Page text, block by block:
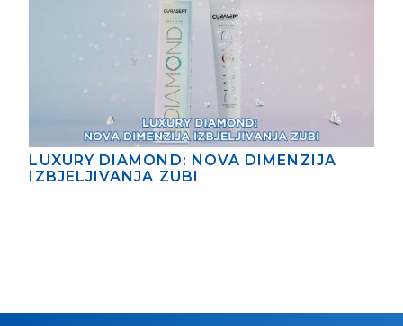
LUXURY DIAMOND: NOVA DIMENZIJA
IZBJELJIVANJA ZUBI